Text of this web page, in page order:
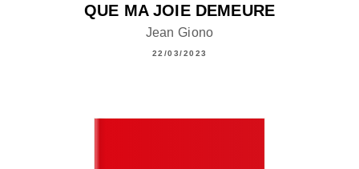
QUE MA JOIE DEMEURE
Jean Giono
22/03/2023